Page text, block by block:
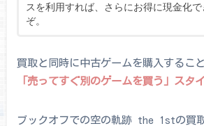
スを利用すれば、さらにお得に現金化で
ぞ。
買取と同時に中古ゲームを購入するこ
「売ってすぐ別のゲームを買う」スタ
ブックオフでの空の軌跡 the 1stの買